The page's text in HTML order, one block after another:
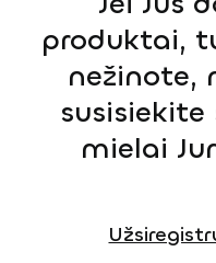
produktai,
nežinote,
mielai